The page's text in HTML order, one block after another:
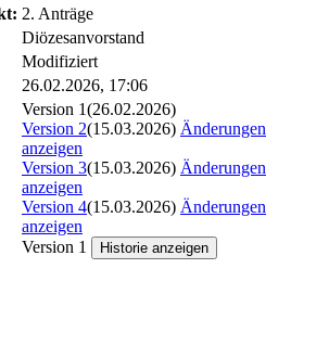
2. Anträge
Diözesanvorstand
Modifiziert
26.02.2026, 17:06
Version 1(26.02.2026)
Version 2(15.03.2026) Änderungen
anzeigen
Version 3(15.03.2026) Änderungen
anzeigen
Version 4(15.03.2026) Änderungen
anzeigen
Version 1
Historie anzeigen